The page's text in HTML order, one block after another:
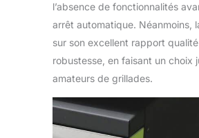
l’absence de fonctionnalités
arrêt automatique. Néanmoins,
sur son excellent rapport
robustesse, en faisant un choix
amateurs de grillades.